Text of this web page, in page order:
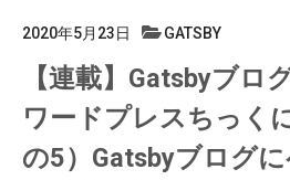
2020年5月23日 GATSBY
【連載】Gatsbyブロ
ワードプレスちっく
の5）Gatsbyブログ